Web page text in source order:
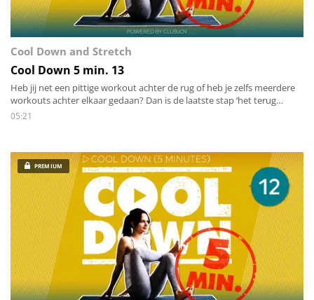
Cool Down and Stretch
Cool Down 5 min. 13
Heb jij net een pittige workout achter de rug of heb je zelfs meerdere
workouts achter elkaar gedaan? Dan is de laatste stap ‘het terug
brengen van de energie zowel mentaal als lichamelijk’. Stap voor stap
05:21
PREMIUM